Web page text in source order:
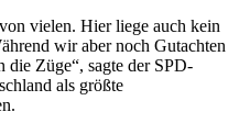
vielen. Hier liege auch kein
wir aber noch Gutachten
die Züge“, sagte der SPD-
als größte